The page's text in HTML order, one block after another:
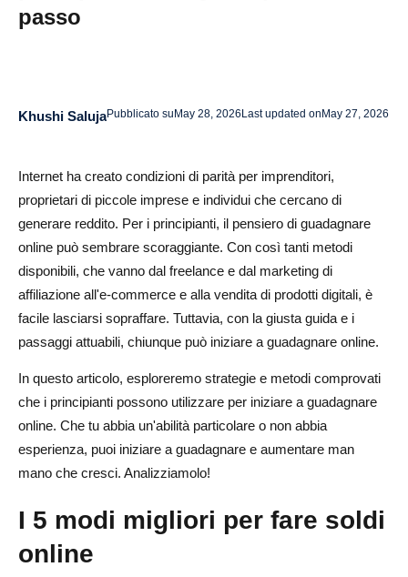
Ho bisogno di competenze speciali per fare soldi online?
Il marketing di affiliazione è un buon modo per fare soldi
per i principianti?
Posso guadagnare online senza investire denaro?
Come posso trovare clienti o clienti online?
passo
Khushi SalujaPubblicato su May 28, 2026 Last updated on May 27, 2026
Internet ha creato condizioni di parità per imprenditori,
proprietari di piccole imprese e individui che cercano di
generare reddito. Per i principianti, il pensiero di guadagnare
online può sembrare scoraggiante. Con così tanti metodi
disponibili, che vanno dal freelance e dal marketing di
affiliazione all'e-commerce e alla vendita di prodotti digitali, è
facile lasciarsi sopraffare. Tuttavia, con la giusta guida e i
passaggi attuabili, chiunque può iniziare a guadagnare online.
In questo articolo, esploreremo strategie e metodi comprovati
che i principianti possono utilizzare per iniziare a guadagnare
online. Che tu abbia un'abilità particolare o non abbia
esperienza, puoi iniziare a guadagnare e aumentare man
mano che cresci. Analizziamolo!
I 5 modi migliori per fare soldi
online